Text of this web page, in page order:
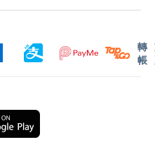
病、高血壓、心臟病、
檢當日不要停藥，喝少
勿留取尿液、糞便，暫
,請預先告知醫護人員,
性的檢查,婦科及孕期陰
工作日內完成，並通過
擇以下途徑查看體檢報
會在報告完成後發送至
檢會在報告完成後郵
轉
帳